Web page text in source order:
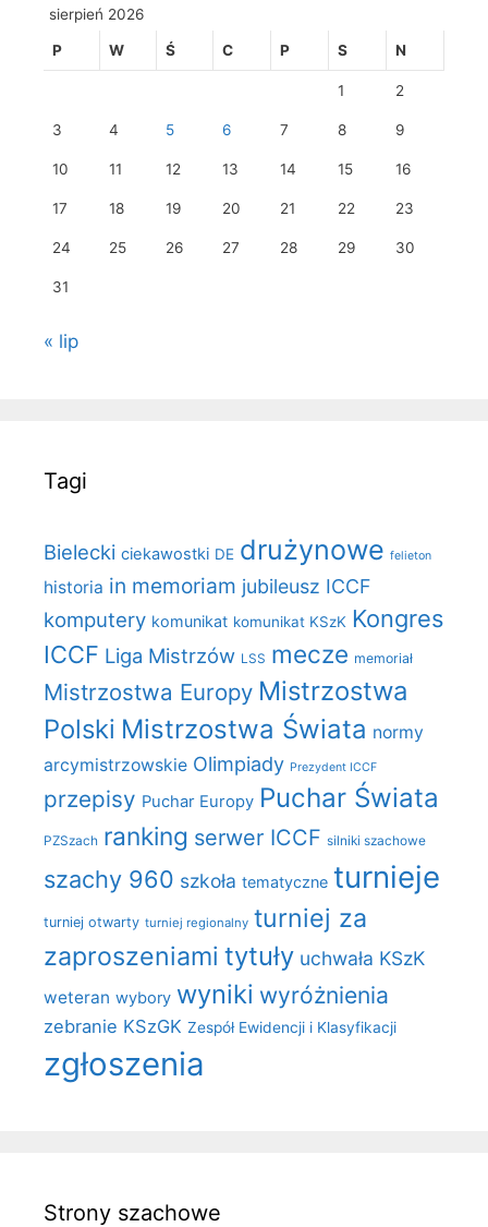
sierpień 2026
P W Ś C P S N
1 2
3 4 5 6 7 8 9
10 11 12 13 14 15 16
17 18 19 20 21 22 23
24 25 26 27 28 29 30
31
« lip
Tagi
Bielecki ciekawostki DE drużynowe felieton
historia in memoriam jubileusz ICCF
komputery komunikat komunikat KSzK Kongres
ICCF Liga Mistrzów LSS mecze memoriał
Mistrzostwa Europy Mistrzostwa
Polski Mistrzostwa Świata normy
arcymistrzowskie Olimpiady Prezydent ICCF
przepisy Puchar Europy Puchar Świata
PZSzach ranking serwer ICCF silniki szachowe
szachy 960 szkoła tematyczne turnieje
turniej otwarty turniej regionalny turniej za
zaproszeniami tytuły uchwała KSzK
weteran wybory wyniki wyróżnienia
zebranie KSzGK Zespół Ewidencji i Klasyfikacji
zgłoszenia
Strony szachowe